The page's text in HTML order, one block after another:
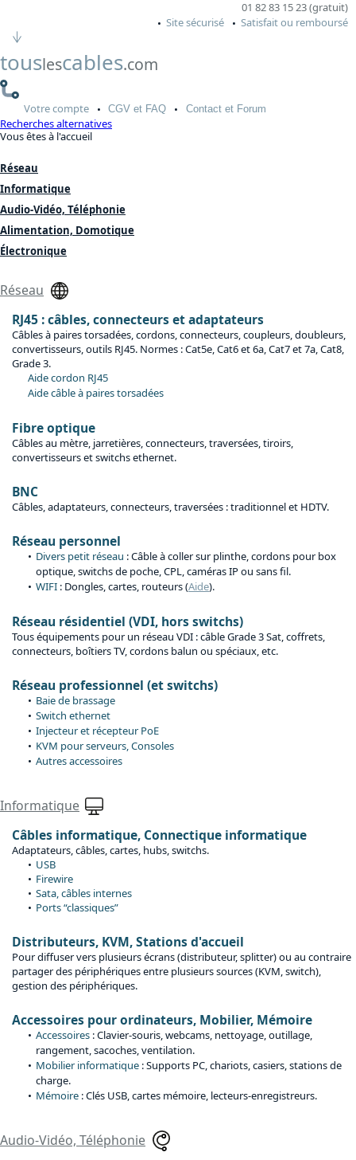
01 82 83 15 23 (gratuit)
Site sécurisé
Satisfait ou remboursé
touslescables.com
Votrecompte CGV et FAQ Contactet Forum
Recherches alternatives
Vous êtes à l'accueil
Réseau
Informatique
Audio-Vidéo, Téléphonie
Alimentation, Domotique
Électronique
Réseau
RJ45 : câbles, connecteurs et adaptateurs
Câbles à paires torsadées, cordons, connecteurs, coupleurs, doubleurs,
convertisseurs, outils RJ45. Normes : Cat5e, Cat6 et 6a, Cat7 et 7a, Cat8,
Grade 3.
Aide cordon RJ45
Aide câble à paires torsadées
Fibre optique
Câbles au mètre, jarretières, connecteurs, traversées, tiroirs,
convertisseurs et switchs ethernet.
BNC
Câbles, adaptateurs, connecteurs, traversées : traditionnel et HDTV.
Réseau personnel
Divers petit réseau : Câble à coller sur plinthe, cordons pour box
optique, switchs de poche, CPL, caméras IP ou sans fil.
WIFI : Dongles, cartes, routeurs (Aide).
Réseau résidentiel (VDI, hors switchs)
Tous équipements pour un réseau VDI : câble Grade 3 Sat, coffrets,
connecteurs, boîtiers TV, cordons balun ou spéciaux, etc.
Réseau professionnel (et switchs)
Baie de brassage
Switch ethernet
Injecteur et récepteur PoE
KVM pour serveurs, Consoles
Autres accessoires
Informatique
Câbles informatique, Connectique informatique
Adaptateurs, câbles, cartes, hubs, switchs.
USB
Firewire
Sata, câbles internes
Ports “classiques”
Distributeurs, KVM, Stations d'accueil
Pour diffuser vers plusieurs écrans (distributeur, splitter) ou au contraire
partager des périphériques entre plusieurs sources (KVM, switch),
gestion des périphériques.
Accessoires pour ordinateurs, Mobilier, Mémoire
Accessoires : Clavier-souris, webcams, nettoyage, outillage,
rangement, sacoches, ventilation.
Mobilier informatique : Supports PC, chariots, casiers, stations de
charge.
Mémoire : Clés USB, cartes mémoire, lecteurs-enregistreurs.
Audio-Vidéo, Téléphonie